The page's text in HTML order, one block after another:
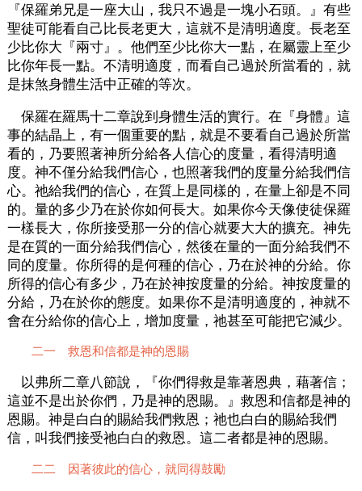
『保羅弟兄是一座大山，我只不過是一塊小石頭。』有些
聖徒可能看自己比長老更大，這就不是清明適度。長老至
少比你大『兩寸』。他們至少比你大一點，在屬靈上至少
比你年長一點。不清明適度，而看自己過於所當看的，就
是抹煞身體生活中正確的等次。
保羅在羅馬十二章說到身體生活的實行。在『身體』這
事的結晶上，有一個重要的點，就是不要看自己過於所當
看的，乃要照著神所分給各人信心的度量，看得清明適
度。神不僅分給我們信心，也照著我們的度量分給我們信
心。祂給我們的信心，在質上是同樣的，在量上卻是不同
的。量的多少乃在於你如何長大。如果你今天像使徒保羅
一樣長大，你所接受那一分的信心就要大大的擴充。神先
是在質的一面分給我們信心，然後在量的一面分給我們不
同的度量。你所得的是何種的信心，乃在於神的分給。你
所得的信心有多少，乃在於神按度量的分給。神按度量的
分給，乃在於你的態度。如果你不是清明適度的，神就不
會在分給你的信心上，增加度量，祂甚至可能把它減少。
二一 救恩和信都是神的恩賜
以弗所二章八節說，『你們得救是靠著恩典，藉著信；
這並不是出於你們，乃是神的恩賜。』救恩和信都是神的
恩賜。神是白白的賜給我們救恩；祂也白白的賜給我們
信，叫我們接受祂白白的救恩。這二者都是神的恩賜。
二二 因著彼此的信心，就同得鼓勵